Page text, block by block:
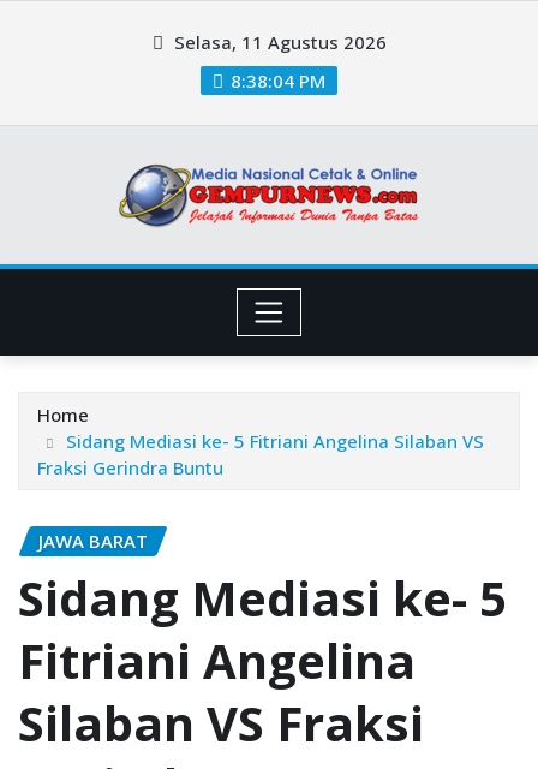
Selasa, 11 Agustus 2026
8:38:05 PM
Home
Sidang Mediasi ke- 5 Fitriani Angelina Silaban VS
Fraksi Gerindra Buntu
JAWA BARAT
Sidang Mediasi ke- 5
Fitriani Angelina
Silaban VS Fraksi